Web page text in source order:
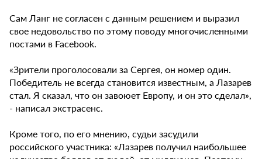
Сам Ланг не согласен с данным решением и выразил
свое недовольство по этому поводу многочисленными
постами в Facebook.
«Зрители проголосовали за Сергея, он номер один.
Победитель не всегда становится известным, а Лазарев
стал. Я сказал, что он завоюет Европу, и он это сделал»,
- написал экстрасенс.
Кроме того, по его мнению, судьи засудили
российского участника: «Лазарев получил наибольшее